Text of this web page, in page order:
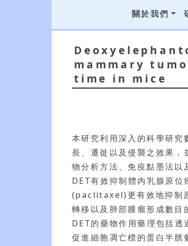
關於我們
mammary
time in mice
本研究利用深入的科學研
長、遷徙以及侵襲之效果
物分析方法、免疫點墨法以
DET有效抑制體內乳腺原
(paclitaxel)更有效地抑制
轉移以及肺部腫瘤形成數
DET的藥物作用藥理包括
促進細胞凋亡標的蛋白半